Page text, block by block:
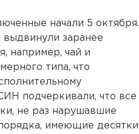
начали 5 октября.
выдвинули заранее
например, чай и
типа, что
подчеркивали, что все
не раз нарушавшие
имеющие десятки